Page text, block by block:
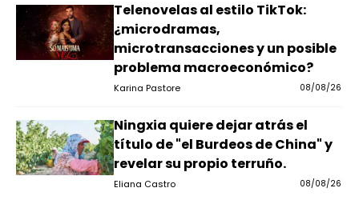
Telenovelas al estilo TikTok:
¿microdramas,
microtransacciones y un posible
problema macroeconómico?
Karina Pastore 08/08/26
Ningxia quiere dejar atrás el
título de "el Burdeos de China" y
revelar su propio terruño.
Eliana Castro 08/08/26